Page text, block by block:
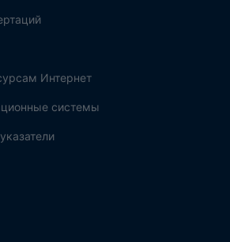
Интернет
системы